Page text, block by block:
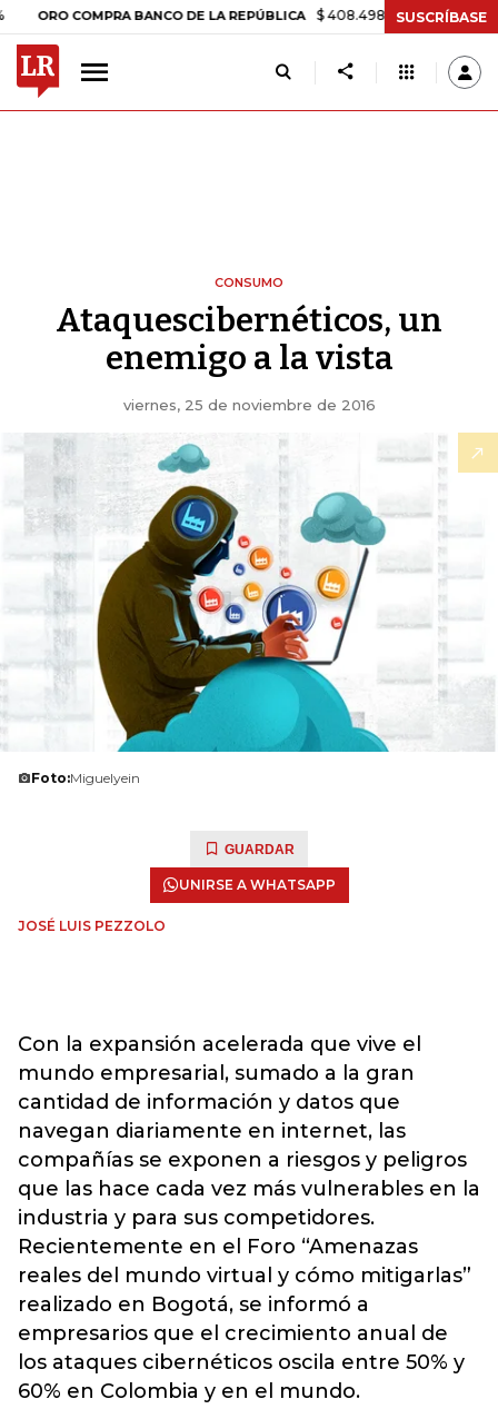
COMPRA BANCO DE LA REPÚBLICA $ 408.498,97 +$ 8.753,81
SUSCRÍBASE
CONSUMO
Ataquescibernéticos, un
enemigo a la vista
viernes, 25 de noviembre de 2016
Foto:Miguelyein
GUARDAR
UNIRSE A WHATSAPP
JOSÉ LUIS PEZZOLO
Con la expansión acelerada que vive el
mundo empresarial, sumado a la gran
cantidad de información y datos que
navegan diariamente en internet, las
compañías se exponen a riesgos y peligros
que las hace cada vez más vulnerables en la
industria y para sus competidores.
Recientemente en el Foro “Amenazas
reales del mundo virtual y cómo mitigarlas”
realizado en Bogotá, se informó a
empresarios que el crecimiento anual de
los ataques cibernéticos oscila entre 50% y
60% en Colombia y en el mundo.